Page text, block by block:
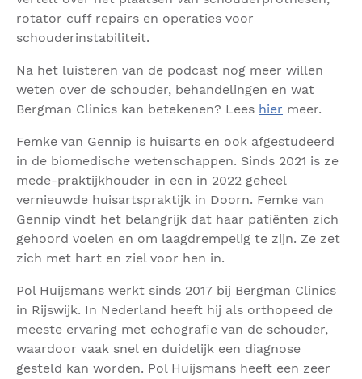
rotator cuff repairs en operaties voor
schouderinstabiliteit.
Na het luisteren van de podcast nog meer willen
weten over de schouder, behandelingen en wat
Bergman Clinics kan betekenen? Lees hier meer.
Femke van Gennip is huisarts en ook afgestudeerd
in de biomedische wetenschappen. Sinds 2021 is ze
mede-praktijkhouder in een in 2022 geheel
vernieuwde huisartspraktijk in Doorn. Femke van
Gennip vindt het belangrijk dat haar patiënten zich
gehoord voelen en om laagdrempelig te zijn. Ze zet
zich met hart en ziel voor hen in.
Pol Huijsmans werkt sinds 2017 bij Bergman Clinics
in Rijswijk. In Nederland heeft hij als orthopeed de
meeste ervaring met echografie van de schouder,
waardoor vaak snel en duidelijk een diagnose
gesteld kan worden. Pol Huijsmans heeft een zeer